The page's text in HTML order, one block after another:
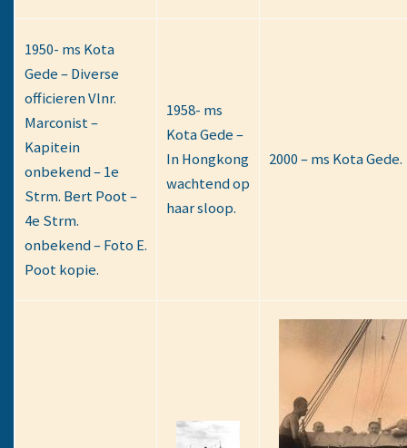
1950- ms Kota
Gede – Diverse
officieren Vlnr.
Marconist –
Kapitein
onbekend – 1e
Strm. Bert Poot –
4e Strm.
onbekend – Foto E.
Poot kopie.
1958- ms
Kota Gede –
In Hongkong
wachtend op
haar sloop.
2000 – ms Kota Gede.